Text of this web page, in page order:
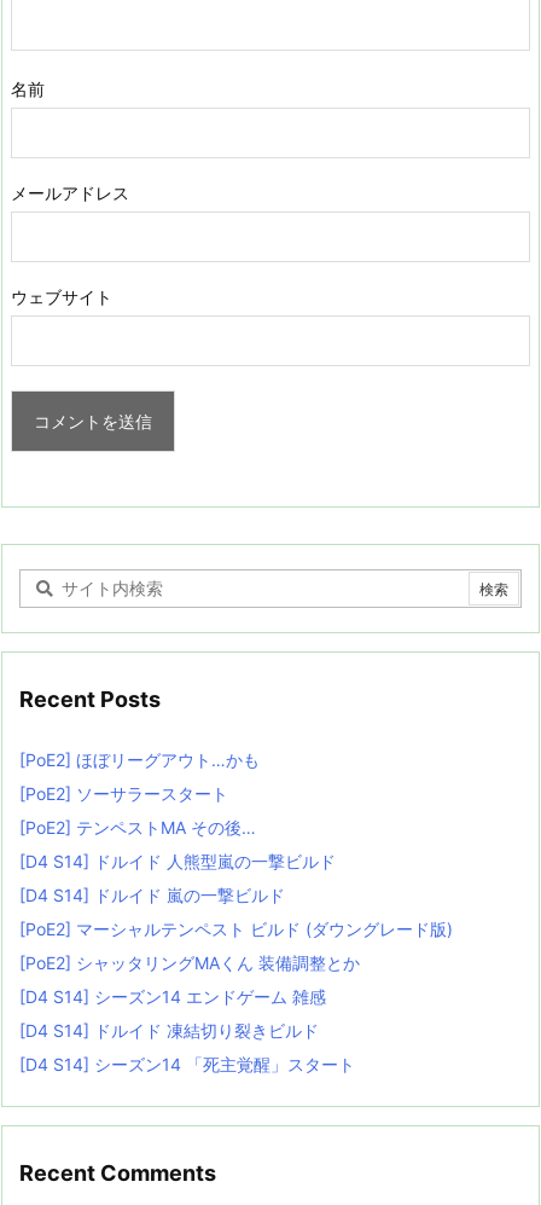
名前
メールアドレス
ウェブサイト
Recent Posts
[PoE2] ほぼリーグアウト…かも
[PoE2] ソーサラースタート
[PoE2] テンペストMA その後…
[D4 S14] ドルイド 人熊型嵐の一撃ビルド
[D4 S14] ドルイド 嵐の一撃ビルド
[PoE2] マーシャルテンペスト ビルド (ダウングレード版)
[PoE2] シャッタリングMAくん 装備調整とか
[D4 S14] シーズン14 エンドゲーム 雑感
[D4 S14] ドルイド 凍結切り裂きビルド
[D4 S14] シーズン14 「死主覚醒」スタート
Recent Comments